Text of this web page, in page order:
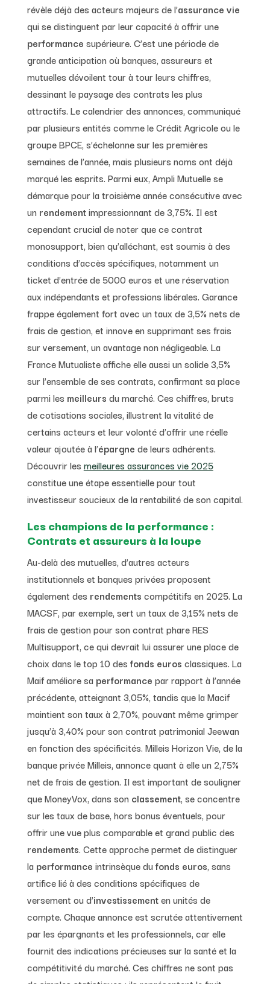
révèle déjà des acteurs majeurs de l’assurance vie
qui se distinguent par leur capacité à offrir une
performance supérieure. C’est une période de
grande anticipation où banques, assureurs et
mutuelles dévoilent tour à tour leurs chiffres,
dessinant le paysage des contrats les plus
attractifs. Le calendrier des annonces, communiqué
par plusieurs entités comme le Crédit Agricole ou le
groupe BPCE, s’échelonne sur les premières
semaines de l’année, mais plusieurs noms ont déjà
marqué les esprits. Parmi eux, Ampli Mutuelle se
démarque pour la troisième année consécutive avec
un rendementimpressionnant de 3,75%. Il est
cependant crucial de noter que ce contrat
monosupport, bien qu’alléchant, est soumis à des
conditions d’accès spécifiques, notamment un
ticket d’entrée de 5000 euros et une réservation
aux indépendants et professions libérales. Garance
frappe également fort avec un taux de 3,5% nets de
frais de gestion, et innove en supprimant ses frais
sur versement, un avantage non négligeable. La
France Mutualiste affiche elle aussi un solide 3,5%
sur l’ensemble de ses contrats, confirmant sa place
parmi les meilleurs du marché. Ces chiffres, bruts
de cotisations sociales, illustrent la vitalité de
certains acteurs et leur volonté d’offrir une réelle
valeur ajoutée à l’épargne de leurs adhérents.
Découvrir les meilleures assurances vie 2025
constitue une étape essentielle pour tout
investisseur soucieux de la rentabilité de son capital.
Les champions de la performance :
Contrats et assureurs à la loupe
Au-delà des mutuelles, d’autres acteurs
institutionnels et banques privées proposent
également des rendements compétitifs en 2025. La
MACSF, par exemple, sert un taux de 3,15% nets de
frais de gestion pour son contrat phare RES
Multisupport, ce qui devrait lui assurer une place de
choix dans le top 10 des fonds euros classiques. La
Maif améliore sa performance par rapport à l’année
précédente, atteignant 3,05%, tandis que la Macif
maintient son taux à 2,70%, pouvant même grimper
jusqu’à 3,40% pour son contrat patrimonial Jeewan
en fonction des spécificités. Milleis Horizon Vie, de la
banque privée Milleis, annonce quant à elle un 2,75%
net de frais de gestion. Il est important de souligner
que MoneyVox, dans son classement, se concentre
sur les taux de base, hors bonus éventuels, pour
offrir une vue plus comparable et grand public des
rendements. Cette approche permet de distinguer
la performance intrinsèque du fonds euros, sans
artifice lié à des conditions spécifiques de
versement ou d’investissementen unités de
compte. Chaque annonce est scrutée attentivement
par les épargnants et les professionnels, car elle
fournit des indications précieuses sur la santé et la
compétitivité du marché. Ces chiffres ne sont pas